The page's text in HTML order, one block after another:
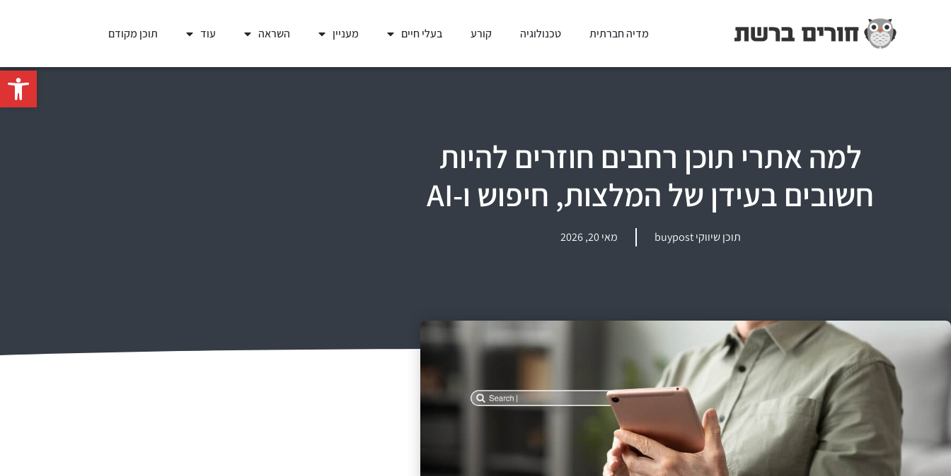
פתח
מדיה חברתית טכנולוגיה קורע בעלי חיים מעניין השראה עוד תוכן מקודם
למה אתרי תוכן רחבים חוזרים להיות
חשובים בעידן של המלצות, חיפוש ו-AI
תוכן שיווקי buypost מאי 20, 2026